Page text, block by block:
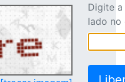
Digite
lado no